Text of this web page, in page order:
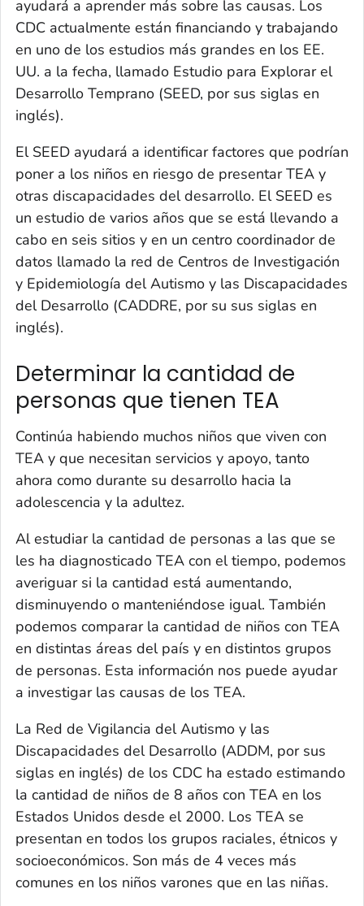
ayudará a aprender más sobre las causas. Los
CDC actualmente están financiando y trabajando
en uno de los estudios más grandes en los EE.
UU. a la fecha, llamado Estudio para Explorar el
Desarrollo Temprano (SEED, por sus siglas en
inglés).
El SEED ayudará a identificar factores que podrían
poner a los niños en riesgo de presentar TEA y
otras discapacidades del desarrollo. El SEED es
un estudio de varios años que se está llevando a
cabo en seis sitios y en un centro coordinador de
datos llamado la red de Centros de Investigación
y Epidemiología del Autismo y las Discapacidades
del Desarrollo (CADDRE, por su sus siglas en
inglés).
Determinar la cantidad de
personas que tienen TEA
Continúa habiendo muchos niños que viven con
TEA y que necesitan servicios y apoyo, tanto
ahora como durante su desarrollo hacia la
adolescencia y la adultez.
Al estudiar la cantidad de personas a las que se
les ha diagnosticado TEA con el tiempo, podemos
averiguar si la cantidad está aumentando,
disminuyendo o manteniéndose igual. También
podemos comparar la cantidad de niños con TEA
en distintas áreas del país y en distintos grupos
de personas. Esta información nos puede ayudar
a investigar las causas de los TEA.
La Red de Vigilancia del Autismo y las
Discapacidades del Desarrollo (ADDM, por sus
siglas en inglés) de los CDC ha estado estimando
la cantidad de niños de 8 años con TEA en los
Estados Unidos desde el 2000. Los TEA se
presentan en todos los grupos raciales, étnicos y
socioeconómicos. Son más de 4 veces más
comunes en los niños varones que en las niñas.